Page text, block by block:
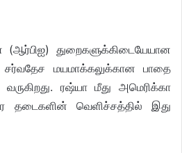
(ஆர்பிஐ) துறைகளுக்கிடையேயான
சர்வதேச மயமாக்கலுக்கான பாதை
ரஷ்யா மீது அமெரிக்கா
தடைகளின் வெளிச்சத்தில் இது